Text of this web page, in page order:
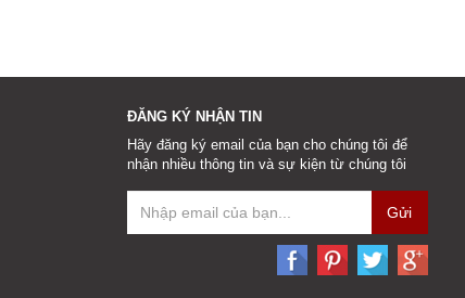
ĐĂNG KÝ NHẬN TIN
Hãy đăng ký email của bạn cho chúng tôi để
nhận nhiều thông tin và sự kiện từ chúng tôi
Gửi